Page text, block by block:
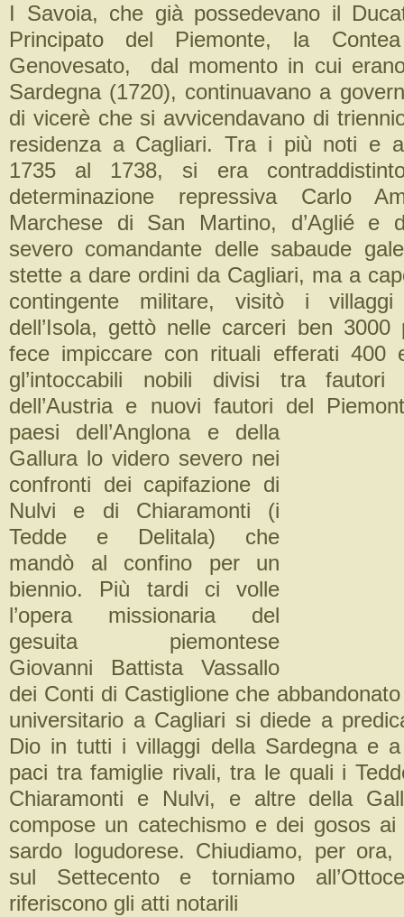
I Savoia, che già possedevano il
Principato del Piemonte, la
Genovesato, dal momento in cui
Sardegna (1720), continuavano a
di vicerè che si avvicendavano di
residenza a Cagliari. Tra i più noti e
1735 al 1738, si era
determinazione repressiva Carlo
Marchese di San Martino, d’Aglié e
severo comandante delle sabaude
stette a dare ordini da Cagliari, ma a
contingente militare, visitò i
dell’Isola, gettò nelle carceri ben 3000
fece impiccare con rituali efferati 400
gl’intoccabili nobili divisi tra fautori
dell’Austria e nuovi fautori del
paesi dell’Anglona e della
Gallura lo videro severo nei
confronti dei capifazione di
Nulvi e di Chiaramonti (i
Tedde e Delitala) che
mandò al confino per un
biennio. Più tardi ci volle
l’opera missionaria del
gesuita piemontese
Giovanni Battista Vassallo
dei Conti di Castiglione che abbandonato
universitario a Cagliari si diede a
Dio in tutti i villaggi della Sardegna e
paci tra famiglie rivali, tra le quali i
Chiaramonti e Nulvi, e altre della
compose un catechismo e dei gosos
sardo logudorese. Chiudiamo, per ora,
sul Settecento e torniamo
riferiscono gli atti notarili